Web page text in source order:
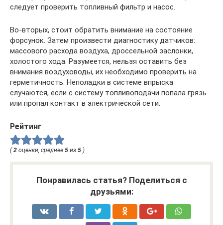
следует проверить топливный фильтр и насос.
Во-вторых, стоит обратить внимание на состояние
форсунок. Затем произвести диагностику датчиков:
массового расхода воздуха, дроссельной заслонки,
холостого хода. Разумеется, нельзя оставить без
внимания воздуховоды, их необходимо проверить на
герметичность. Неполадки в системе впрыска
случаются, если с систему топливоподачи попала грязь
или пропал контакт в электрической сети.
Рейтинг
( 2 оценки, среднее 5 из 5 )
Понравилась статья? Поделиться с
друзьями: